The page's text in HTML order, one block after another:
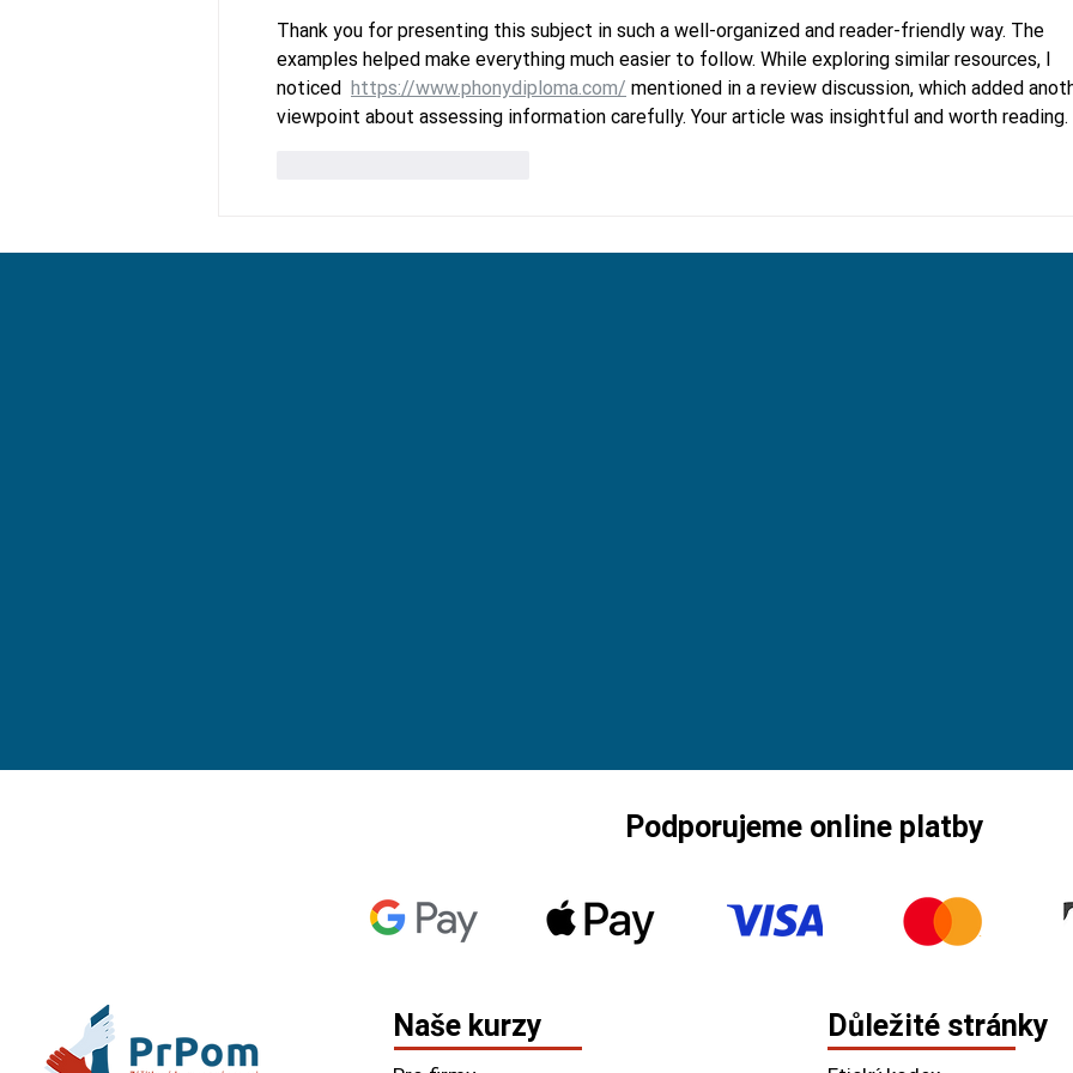
Thank you for presenting this subject in such a well-organized and reader-friendly way. The
examples helped make everything much easier to follow. While exploring similar resources, I
noticed
https://www.phonydiploma.com/ mentioned in a review discussion, which added
viewpoint about assessing information carefully. Your article was insightful and worth reading.
Podporujeme online platby
Naše kurzy Důležité stránky